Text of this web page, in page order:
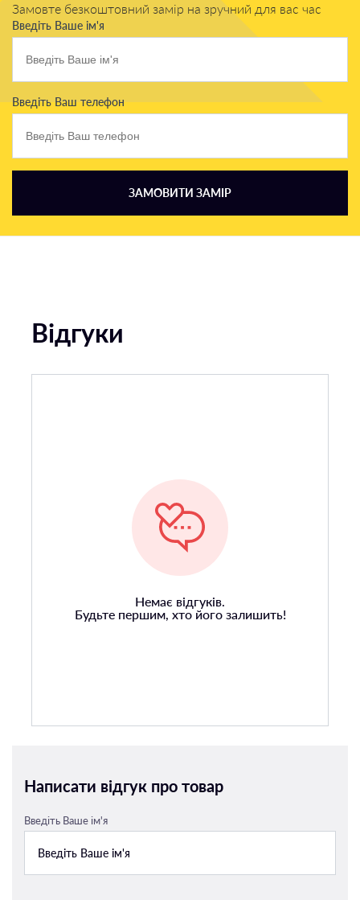
Замовте безкоштовний замір на зручний для вас час
Введіть Ваше ім'я
Введіть Ваш телефон
ЗАМОВИТИ ЗАМІР
Відгуки
Немає відгуків.
Будьте першим, хто його залишить!
Написати відгук про товар
Введіть Ваше ім'я